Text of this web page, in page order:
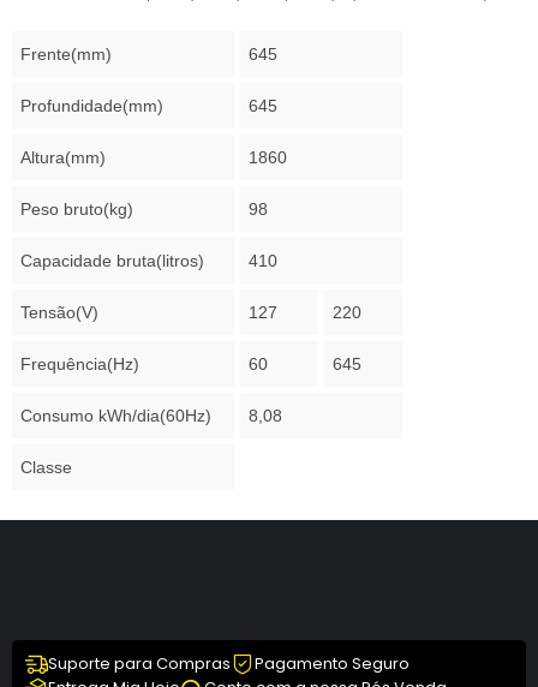
Frente(mm) 645
Profundidade(mm) 645
Altura(mm) 1860
Peso bruto(kg) 98
Capacidade bruta(litros) 410
Tensão(V) 127 220
Frequência(Hz) 60 645
Consumo kWh/dia(60Hz) 8,08
Classe
Suporte para Compras
Pagamento Seguro